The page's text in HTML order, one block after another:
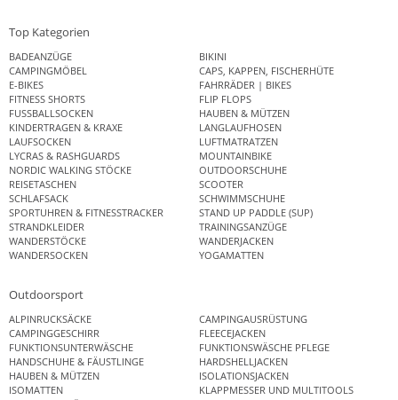
Top Kategorien
BADEANZÜGE
BIKINI
CAMPINGMÖBEL
CAPS, KAPPEN, FISCHERHÜTE
E-BIKES
FAHRRÄDER | BIKES
FITNESS SHORTS
FLIP FLOPS
FUSSBALLSOCKEN
HAUBEN & MÜTZEN
KINDERTRAGEN & KRAXE
LANGLAUFHOSEN
LAUFSOCKEN
LUFTMATRATZEN
LYCRAS & RASHGUARDS
MOUNTAINBIKE
NORDIC WALKING STÖCKE
OUTDOORSCHUHE
REISETASCHEN
SCOOTER
SCHLAFSACK
SCHWIMMSCHUHE
SPORTUHREN & FITNESSTRACKER
STAND UP PADDLE (SUP)
STRANDKLEIDER
TRAININGSANZÜGE
WANDERSTÖCKE
WANDERJACKEN
WANDERSOCKEN
YOGAMATTEN
Outdoorsport
ALPINRUCKSÄCKE
CAMPINGAUSRÜSTUNG
CAMPINGGESCHIRR
FLEECEJACKEN
FUNKTIONSUNTERWÄSCHE
FUNKTIONSWÄSCHE PFLEGE
HANDSCHUHE & FÄUSTLINGE
HARDSHELLJACKEN
HAUBEN & MÜTZEN
ISOLATIONSJACKEN
ISOMATTEN
KLAPPMESSER UND MULTITOOLS